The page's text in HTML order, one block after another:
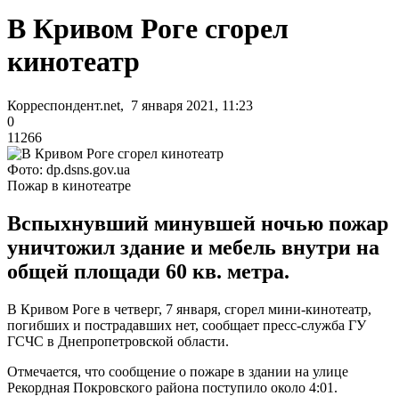
В Кривом Роге сгорел
кинотеатр
Корреспондент.net, 7 января 2021, 11:23
0
11266
Фото: dp.dsns.gov.ua
Пожар в кинотеатре
Вспыхнувший минувшей ночью пожар
уничтожил здание и мебель внутри на
общей площади 60 кв. метра.
В Кривом Роге в четверг, 7 января, сгорел мини-кинотеатр,
погибших и пострадавших нет, сообщает пресс-служба ГУ
ГСЧС в Днепропетровской области.
Отмечается, что сообщение о пожаре в здании на улице
Рекордная Покровского района поступило около 4:01.